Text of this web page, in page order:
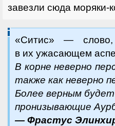
завезли сюда моряки-
«Ситис» — слово,
в их ужасающем
В корне неверно
также как неверно
Более верным будет
пронизывающие
— Фрастус